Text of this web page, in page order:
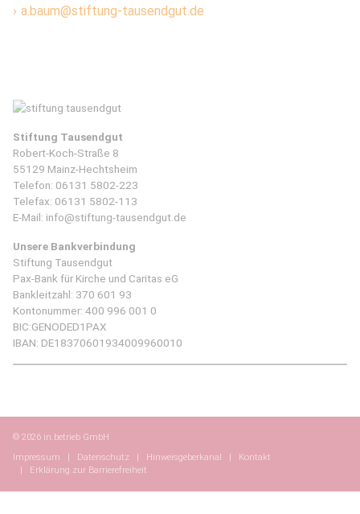
a.baum@stiftung-tausendgut.de
Stiftung Tausendgut
Robert-Koch-Straße 8
55129 Mainz-Hechtsheim
Telefon: 06131 5802-223
Telefax: 06131 5802-113
E-Mail: info@stiftung-tausendgut.de
Unsere Bankverbindung
Stiftung Tausendgut
Pax-Bank für Kirche und Caritas eG
Bankleitzahl: 370 601 93
Kontonummer: 400 996 001 0
BIC:GENODED1PAX
IBAN: DE18370601934009960010
© 2026 in.betrieb GmbH
Impressum
Datenschutz Hinweisgeberkanal
Kontakt
Erklärung zur Barrierefreiheit